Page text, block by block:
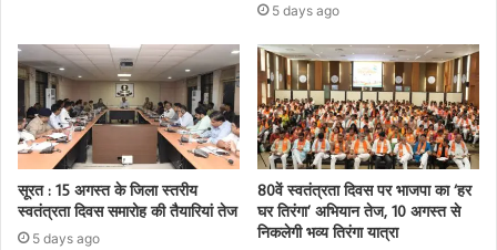
5 days ago
सूरत : 15 अगस्त के जिला स्तरीय
स्वतंत्रता दिवस समारोह की तैयारियां तेज
5 days ago
80वें स्वतंत्रता दिवस पर भाजपा का ‘हर
घर तिरंगा’ अभियान तेज, 10 अगस्त से
निकलेगी भव्य तिरंगा यात्रा